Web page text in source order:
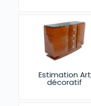
Estimation Art
décoratif